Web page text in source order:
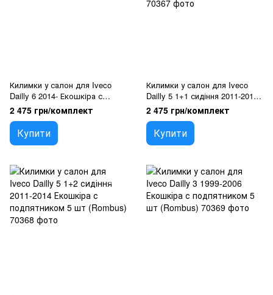
Килимки у салон для Iveco
Dailly 6 2014- Екошкіра с
подпятником 5 шт (Rombus)
2 475 грн/комплект
Купити
Килимки у салон для Iveco
Dailly 5 1+1 сидіння 2011-2014
Екошкіра с подпятником 5 шт
(Rombus)
2 475 грн/комплект
Купити